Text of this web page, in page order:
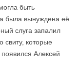
быть
была вынуждена её
слуга запалил
свиту, которые
Алексей